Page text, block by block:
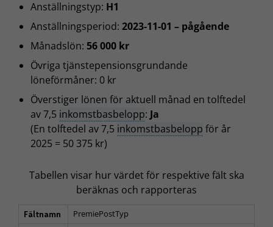
Anställningstyp: H1
Anställningsperiod: 2023-11-01 – pågående
Månadslön: 56 000 kr
Övriga tjänstepensionsgrundande
löneförmåner: 0 kr
Överstiger lönen för aktuell månad en tolftedel
av 7,5 inkomstbasbelopp: Ja
(En tolftedel av 7,5 inkomstbasbelopp för år
2025 = 50 375 kr)
Tabellen visar hur värdet för respektive fält ska
beräknas och rapporteras
Fältnamn
PremiePostTyp